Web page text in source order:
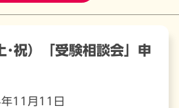
･祝）「受験相談会」申
11月11日